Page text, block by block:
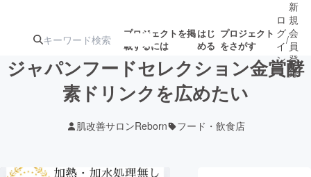
プロジェクトを掲
載するには
はじ
める
プロジェクト
をさがす
ターン
注目の新着プロ
ジェクト
募集終了が近いプ
ロジェクト
ロ
グ
イ
ン
/
新
規
会
員
登
録
ジャパンフードセレクション金賞酵
素ドリンクを広めたい
肌改善サロンReborn フード・飲食店